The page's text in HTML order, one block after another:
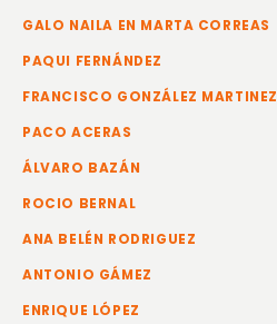
GALO NAILA EN MARTA CORREAS
PAQUI FERNÁNDEZ
FRANCISCO GONZÁLEZ MARTINEZ
PACO ACERAS
ÁLVARO BAZÁN
ROCIO BERNAL
ANA BELÉN RODRIGUEZ
ANTONIO GÁMEZ
ENRIQUE LÓPEZ